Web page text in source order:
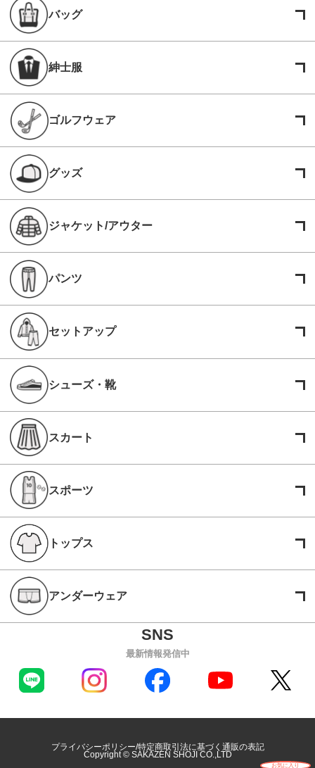
お気に入り
バッグ
紳士服
ゴルフウェア
グッズ
ジャケット/アウター
パンツ
セットアップ
シューズ・靴
スカート
スポーツ
トップス
アンダーウェア
最新情報発信中
プライバシーポリシー 特定商取引法に基づく通販の表記
Copyright © SAKAZEN SHOJI CO.,LTD